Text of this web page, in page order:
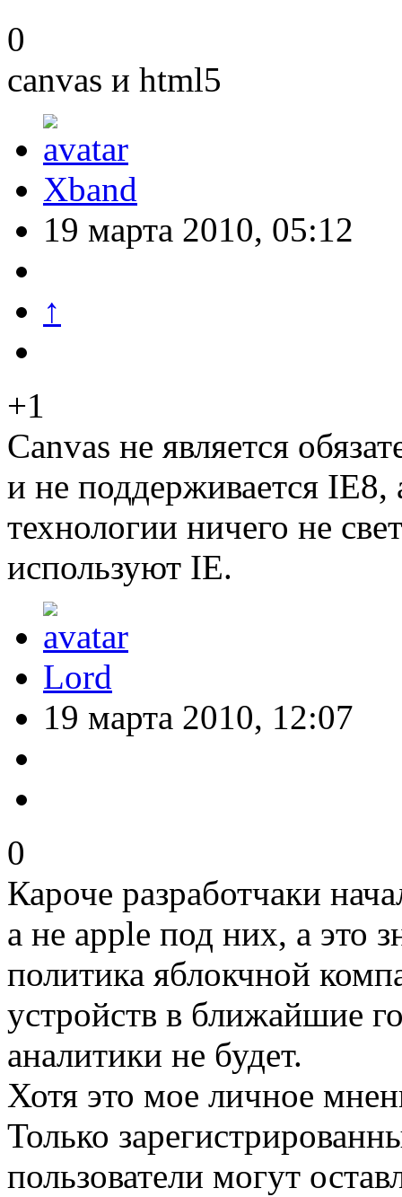
0
canvas и html5
Xband
19 марта 2010, 05:12
↑
+1
Canvas не является
и не поддерживается IE8,
технологии ничего не
используют IE.
Lord
19 марта 2010, 12:07
0
Кароче разработчаки
а не apple под них, а это
политика яблокчной
устройств в ближайшие
аналитики не будет.
Хотя это мое личное
Только
пользователи могут